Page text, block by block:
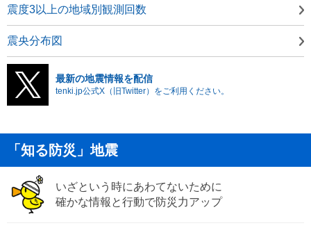
震度3以上の地域別観測回数
震央分布図
最新の地震情報を配信
tenki.jp公式X（旧Twitter）をご利用ください。
「知る防災」地震
いざという時にあわてないために
確かな情報と行動で防災力アップ